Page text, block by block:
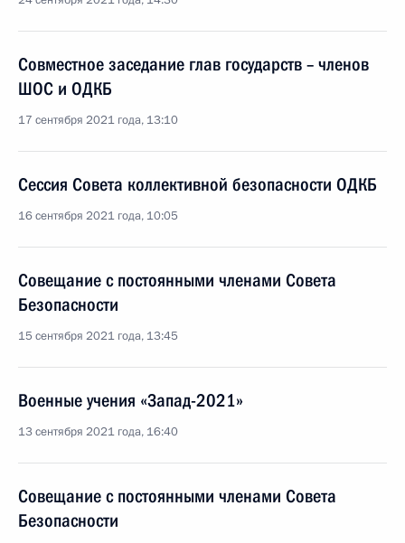
Совместное заседание глав государств – членов
ШОС и ОДКБ
17 сентября 2021 года, 13:10
Сессия Совета коллективной безопасности ОДКБ
16 сентября 2021 года, 10:05
Совещание с постоянными членами Совета
Безопасности
15 сентября 2021 года, 13:45
Военные учения «Запад-2021»
13 сентября 2021 года, 16:40
Совещание с постоянными членами Совета
Безопасности